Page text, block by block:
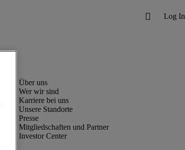
Wer wir sind
Karriere bei uns
Unsere Standorte
Presse
Mitgliedschaften und Partner
Investor Center